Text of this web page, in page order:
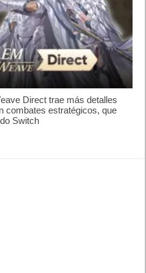
Direct trae más detalles
combates estratégicos, que
Switch